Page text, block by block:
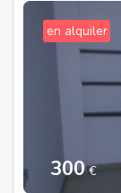
en alquiler
300€